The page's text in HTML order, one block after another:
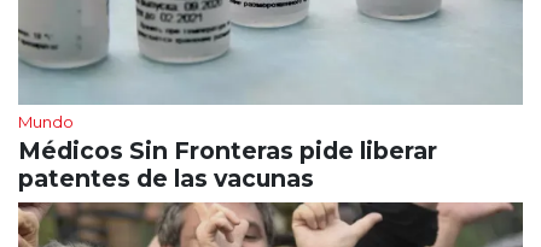
Mundo
Médicos Sin Fronteras pide liberar
patentes de las vacunas